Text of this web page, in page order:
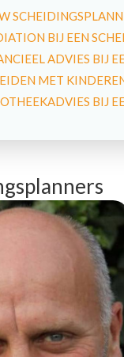
BIJ EEN
ADVIES BIJ
MET
BIJ